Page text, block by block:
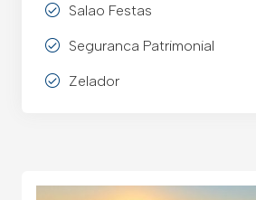
Salao Festas
Seguranca Patrimonial
Zelador